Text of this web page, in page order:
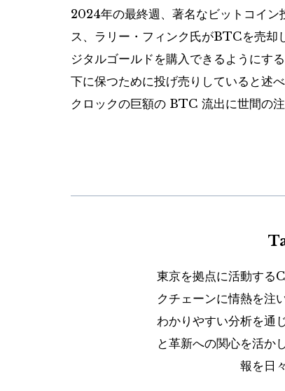
2024年の最終週、著名なビットコイン
ス、ラリー・フィンク氏がBTCを売却
ジタルゴールドを購入できるようにす
下に保つために投げ売りしていると述
クロックの巨額の BTC 流出に世間の注
東京を拠点に活動する
クチェーンに情熱を注
わかりやすい分析を通
と革新への関心を活か
報を日